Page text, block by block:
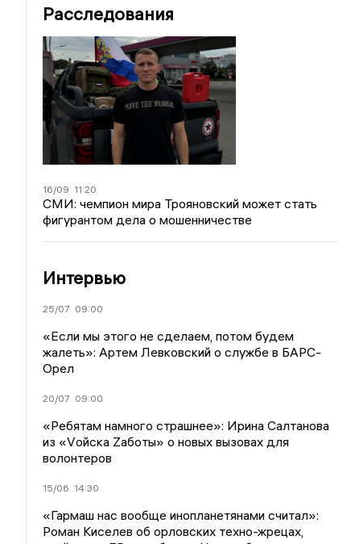
Расследования
16/09 11:20
СМИ: чемпион мира Трояновский может стать
фигурантом дела о мошенничестве
Интервью
25/07 09:00
«Если мы этого не сделаем, потом будем
жалеть»: Артем Левковский о службе в БАРС-
Орел
20/07 09:00
«Ребятам намного страшнее»: Ирина Салтанова
из «Vойска Zаботы» о новых вызовах для
волонтеров
15/06 14:30
«Гармаш нас вообще инопланетянами считал»:
Роман Киселев об орловских техно-жрецах,